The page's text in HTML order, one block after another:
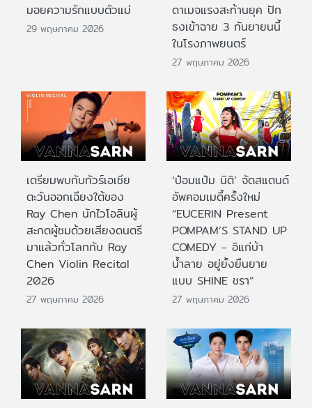
มอยความรักแบบตัวแม่
29 พฤษภาคม 2026
ดาเมจแรงสะท้านยุค ปัก
ธงเข้าฉาย 3 กันยายนนี้
ในโรงภาพยนตร์
27 พฤษภาคม 2026
เตรียมพบกับทัวร์เอเชีย
ตะวันออกเฉียงใต้ของ
Ray Chen นักไวโอลินผู้
สะกดผู้ชมด้วยเสียงดนตรี
มาแล้วทั่วโลกกับ Ray
Chen Violin Recital
2026
27 พฤษภาคม 2026
‘ป๋อมแป๋ม นิติ’ จัดสแตนด์
อัพคอมเมดี้ครั้งใหม่
“EUCERIN Present
POMPAM’S STAND UP
COMEDY - อิแก่บ้า
น้ำลาย อยู่ยั้งยืนยาย
แบบ SHINE ชรา”
27 พฤษภาคม 2026